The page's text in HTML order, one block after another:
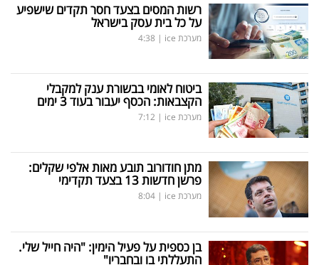
רשות המסים בצעד חסר תקדים שישפיע
על כל בית עסק בישראל
מערכת ice |
4:38
ביטוח לאומי בבשורת ענק למקבלי
הקצבאות: הכסף יעבור בעוד 3 ימים
מערכת ice |
7:12
מתן חודורוב תובע מאות אלפי שקלים:
פרשן חדשות 13 בצעד תקדימי
מערכת ice |
8:04
בן כספית על פעיל הימין: "היה חייל שלי.
התעללתי בו ובחבריו"